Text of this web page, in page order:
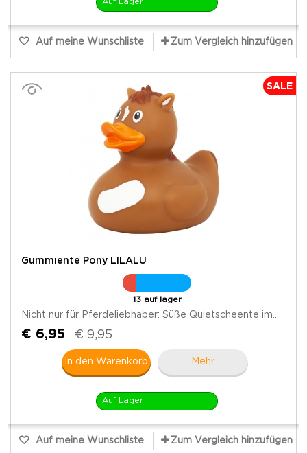
Auf meine Wunschliste Zum Vergleich hinzufügen
SALE
Gummiente Pony LILALU
13 auf lager
Nicht nur für Pferdeliebhaber: Süße Quietscheente im...
€ 6,95 € 9,95
In den Warenkorb Mehr
Auf Lager
Auf meine Wunschliste Zum Vergleich hinzufügen